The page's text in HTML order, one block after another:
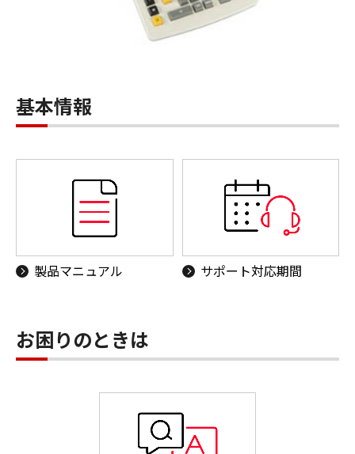
基本情報
製品マニュアル サポート対応期間
お困りのときは